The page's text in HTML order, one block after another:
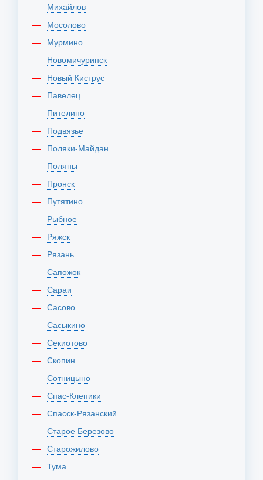
Михайлов
Мосолово
Мурмино
Новомичуринск
Новый Киструс
Павелец
Пителино
Подвязье
Поляки-Майдан
Поляны
Пронск
Путятино
Рыбное
Ряжск
Рязань
Сапожок
Сараи
Сасово
Сасыкино
Секиотово
Скопин
Сотницыно
Спас-Клепики
Спасск-Рязанский
Старое Березово
Старожилово
Тума